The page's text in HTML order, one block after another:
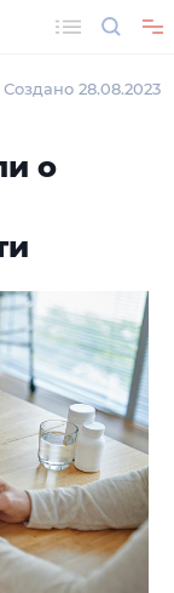
Создано 28.08.2023
о